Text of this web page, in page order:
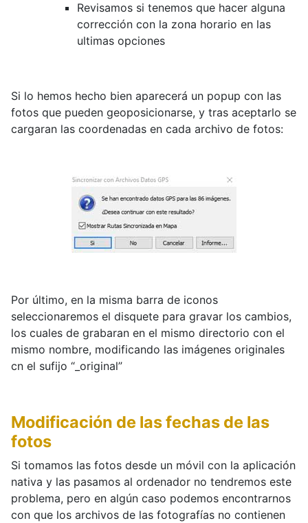
Revisamos si tenemos que hacer alguna
corrección con la zona horario en las
ultimas opciones
Si lo hemos hecho bien aparecerá un popup con las
fotos que pueden geoposicionarse, y tras aceptarlo se
cargaran las coordenadas en cada archivo de fotos:
Por último, en la misma barra de iconos
seleccionaremos el disquete para gravar los cambios,
los cuales de grabaran en el mismo directorio con el
mismo nombre, modificando las imágenes originales
cn el sufijo “_original”
Modificación de las fechas de las
fotos
Si tomamos las fotos desde un móvil con la aplicación
nativa y las pasamos al ordenador no tendremos este
problema, pero en algún caso podemos encontrarnos
con que los archivos de las fotografías no contienen